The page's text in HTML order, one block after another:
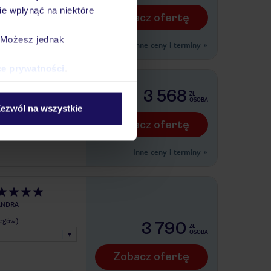
wpłynąć na niektóre
jednak
prywatności
na wszystkie
Zobacz ofertę
Inne ceny i terminy »
3 568 ZŁ
OSOBA
Zobacz ofertę
Inne ceny i terminy »
3 790 ZŁ
OSOBA
Zobacz ofertę